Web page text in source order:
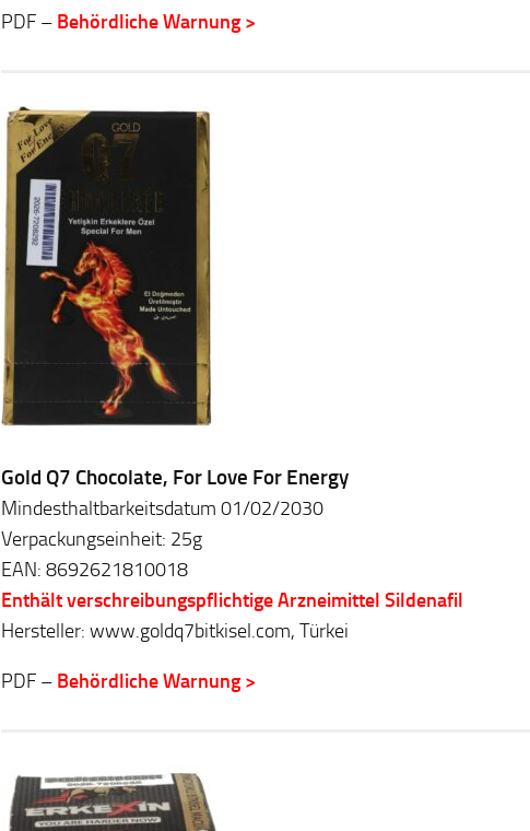
PDF – Behördliche Warnung >
Gold Q7 Chocolate, For Love For Energy
Mindesthaltbarkeitsdatum 01/02/2030
Verpackungseinheit: 25g
EAN: 8692621810018
Enthält verschreibungspflichtige Arzneimittel Sildenafil
Hersteller: www.goldq7bitkisel.com, Türkei
PDF – Behördliche Warnung >